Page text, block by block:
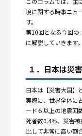
境に関する時事ニュ
す。
第10回となる今回の
に解説していきます。
１．日本は災
日本は【災害大国】
実際に、世界全体に
ード６以上の地震回
死者数0.4％、災害
比して非常に高い割